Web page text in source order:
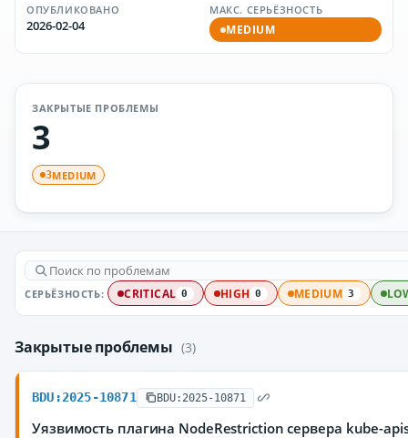
ОПУБЛИКОВАНО
2026-02-04
МАКС. СЕРЬЁЗНОСТЬ
MEDIUM
ЗАКРЫТЫЕ ПРОБЛЕМЫ
3
3MEDIUM
СЕРЬЁЗНОСТЬ: CRITICAL 0 HIGH 0 MEDIUM 3
Закрытые проблемы (3)
BDU:2025-10871 BDU:2025-10871
Уязвимость плагина NodeRestriction сервера kube-